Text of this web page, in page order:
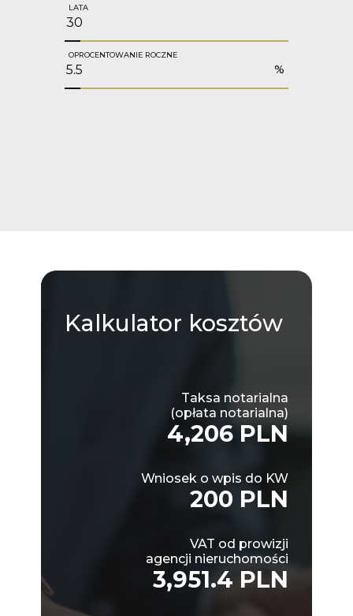
LATA
OPROCENTOWANIE ROCZNE
%
Kalkulator kosztów
Taksa notarialna
(opłata notarialna)
4,206 PLN
Wniosek o wpis do KW
200 PLN
VAT od prowizji
agencji nieruchomości
3,951.4 PLN